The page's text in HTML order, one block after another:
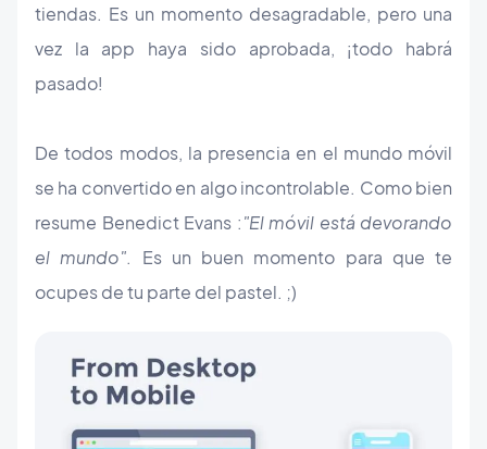
tiendas. Es un momento desagradable, pero una
vez la app haya sido aprobada, ¡todo habrá
pasado!
De todos modos, la presencia en el mundo móvil
se ha convertido en algo incontrolable. Como bien
resume Benedict Evans :"El móvil está devorando
el mundo". Es un buen momento para que te
ocupes de tu parte del pastel. ;)